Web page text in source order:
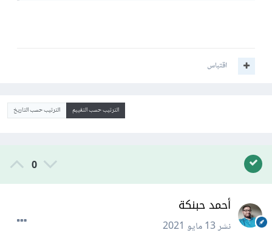
اقتباس
الترتيب حسب التقييم الترتيب حسب التاريخ
0
أحمد حبنكة
نشر13 مايو 2021